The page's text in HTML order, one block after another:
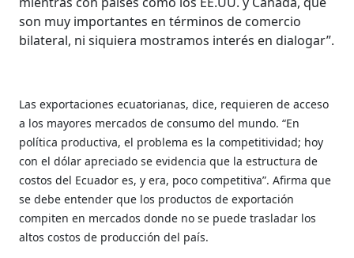
son muy importantes en términos de comercio
bilateral, ni siquiera mostramos interés en dialogar”.
Las exportaciones ecuatorianas, dice, requieren de acceso
a los mayores mercados de consumo del mundo. “En
política productiva, el problema es la competitividad; hoy
con el dólar apreciado se evidencia que la estructura de
costos del Ecuador es, y era, poco competitiva”. Afirma que
se debe entender que los productos de exportación
compiten en mercados donde no se puede trasladar los
altos costos de producción del país.